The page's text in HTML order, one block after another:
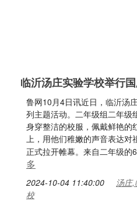
临沂汤庄实验学校举行
鲁网10月4日讯近日，临沂汤
列主题活动。二年级组二年级
身穿整洁的校服，佩戴鲜艳的
上，用他们稚嫩的声音表达对
正式拉开帷幕。来自二年级的
多
2024-10-04 11:40:00
汤庄
校